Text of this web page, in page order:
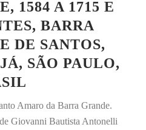
1584 A 1715 E
BARRA
DE SANTOS,
SÃO PAULO,
Amaro da Barra Grande.
Giovanni Bautista Antonelli